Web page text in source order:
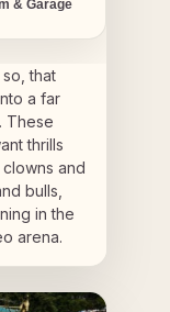
& Garage
that
a far
These
thrills
and
bulls,
in the
arena.